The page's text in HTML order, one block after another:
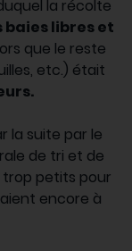
la récolte
baies libres et
que le reste
etc.) était
la suite par le
de tri et de
petits pour
encore à